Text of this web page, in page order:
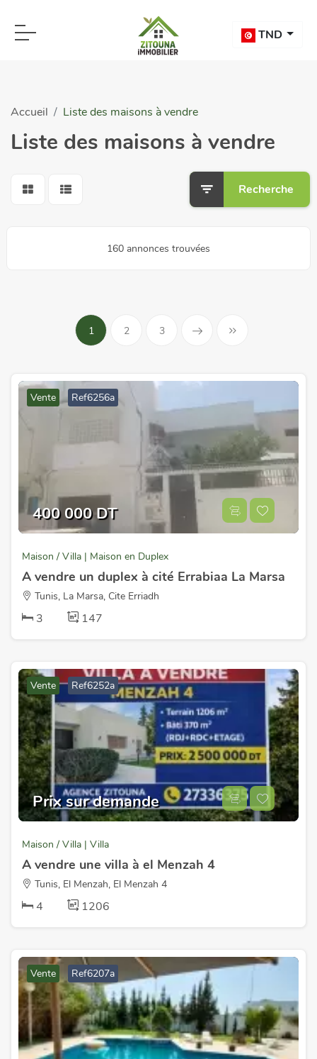
TND
Accueil Liste des maisons à vendre
Liste des maisons à vendre
Recherche
160 annonces trouvées
1 2 3
Vente Ref6256a
400 000 DT
Maison / Villa | Maison en Duplex
A vendre un duplex à cité Errabiaa La Marsa
Tunis, La Marsa, Cite Erriadh
3 147
Vente Ref6252a
Prix sur demande
Maison / Villa | Villa
A vendre une villa à el Menzah 4
Tunis, El Menzah, El Menzah 4
4 1206
Vente Ref6207a